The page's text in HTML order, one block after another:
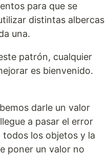
para que se
distintas albercas
una.
patrón, cualquier
es bienvenido.
darle un valor
a pasar el error
todos los objetos y la
poner un valor no